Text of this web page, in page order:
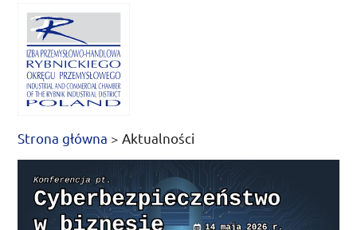
Strona główna > Aktualności